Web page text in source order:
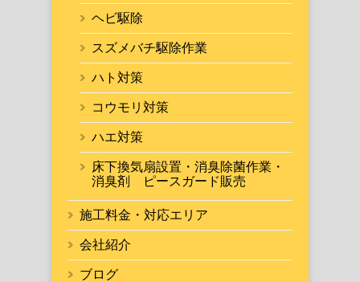
ヘビ駆除
スズメバチ駆除作業
ハト対策
コウモリ対策
ハエ対策
床下換気扇設置・消臭除菌作業・
消臭剤 ピースガード販売
施工料金・対応エリア
会社紹介
ブログ